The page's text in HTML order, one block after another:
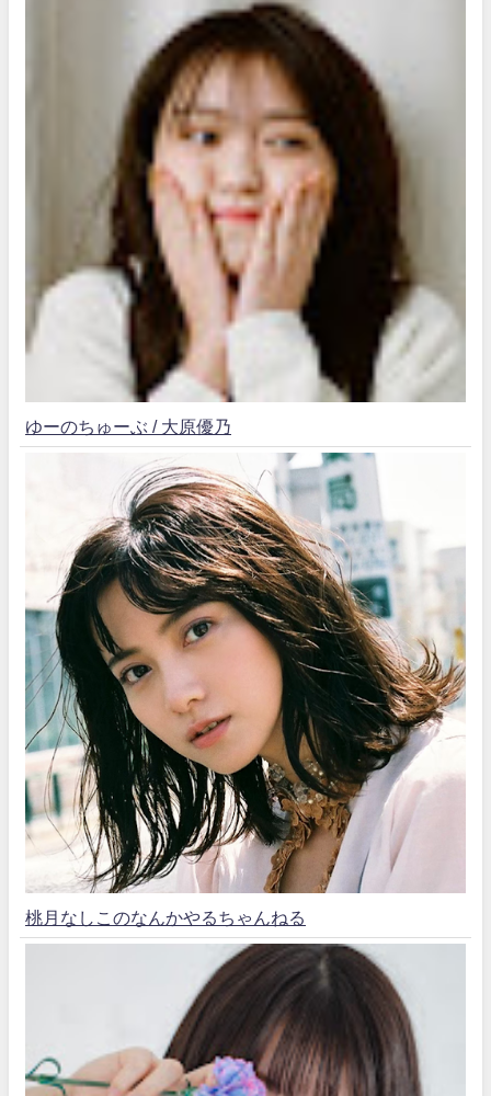
ゆーのちゅーぶ / 大原優乃
桃月なしこのなんかやるちゃんねる